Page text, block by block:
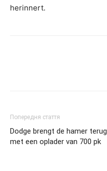
herinnert.
Попередня стаття
Dodge brengt de hamer terug
met een oplader van 700 pk